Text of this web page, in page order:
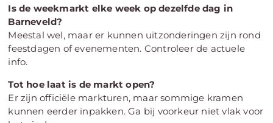
Is de weekmarkt elke week op dezelfde dag in
Barneveld?
Meestal wel, maar er kunnen uitzonderingen zijn rond
feestdagen of evenementen. Controleer de actuele
info.
Tot hoe laat is de markt open?
Er zijn officiële markturen, maar sommige kramen
kunnen eerder inpakken. Ga bij voorkeur niet vlak voor